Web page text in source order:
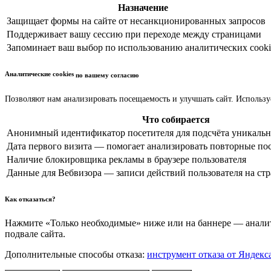
Назначение
Защищает формы на сайте от несанкционированных запросов
Поддерживает вашу сессию при переходе между страницами
Запоминает ваш выбор по использованию аналитических
Аналитические cookies по вашему согласию
Позволяют нам анализировать посещаемость и улучшать сайт.
Что собирается
Анонимный идентификатор посетителя для подсчёта
Дата первого визита — помогает анализировать повторные
Наличие блокировщика рекламы в браузере пользователя
Данные для Вебвизора — записи действий пользователя на
Как отказаться?
Нажмите «Только необходимые» ниже или на баннере —
подвале сайта.
Дополнительные способы отказа: инструмент отказа от